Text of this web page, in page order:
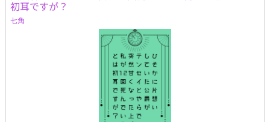
て魔力を失い、実父に疎まれて育ったため、どんなに冷遇されて
も帰る場所がない。ここで耐えるしかなかった。 ルシオの従兄弟
ミゲルにより虚偽の嫌がらせを受け、リカルドは癇癪持ちの我儘
だという間違った評価をされてしまう。陰湿な虐めにあいなが
ら、ルシオには誤解されたまま一年が経った、ある日。池に落と
される。その結果、人知れずあっけなく命を落とす。やはり、愛
されることはなかったな、と自分の人生を悲嘆しながら。 ところ
が、ようやくリカルドの境遇を知ったルシオは、自身の過ちに愕
然とする。死んでしまってからの後悔では遅い。もっと早く気づ
くべきだ。 ルシオは王家の禁忌の時空魔法を駆使して、リカルド
初耳ですが？
七角